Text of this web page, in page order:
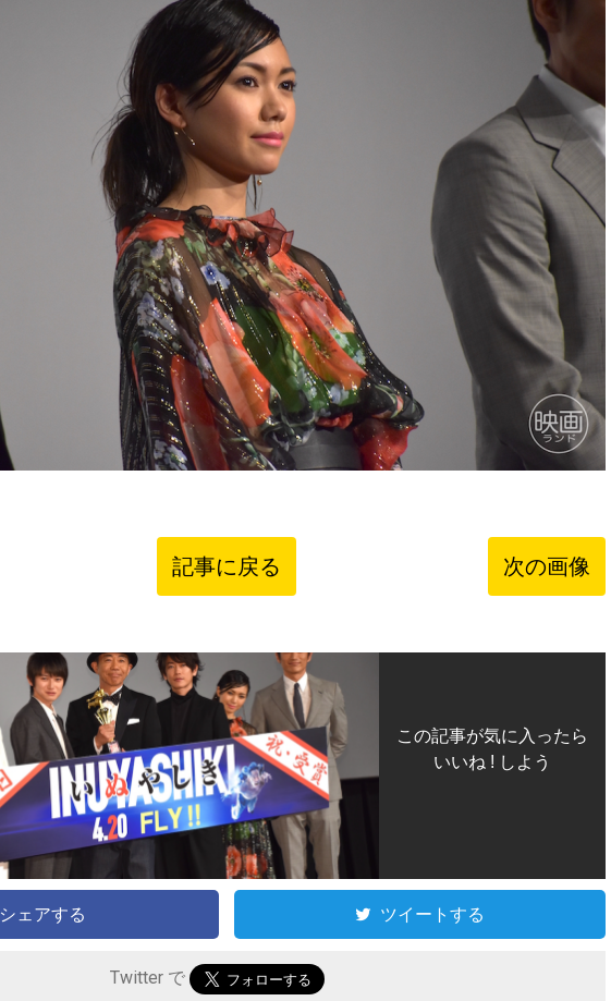
記事に戻る 次の画像
この記事が気に入ったら
いいね ! しよう
シェアする ツイートする
Twitter で